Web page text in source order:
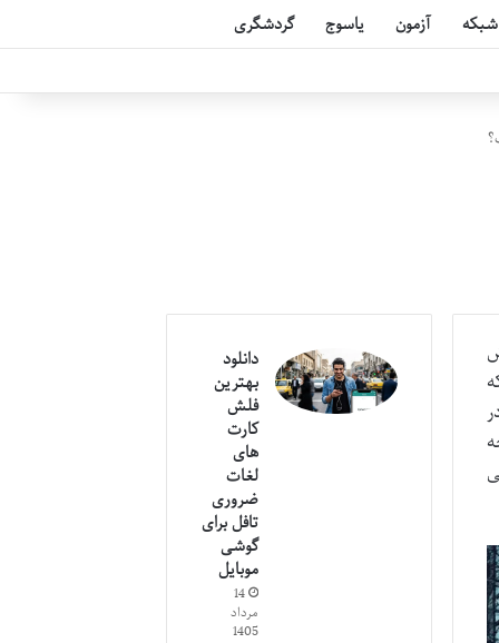
شبکه آزمون یاسوج گردشگری
دانلود
بهترین
فلش
کارت
های
لغات
ضروری
تافل برای
گوشی
موبایل
14
مرداد
1405